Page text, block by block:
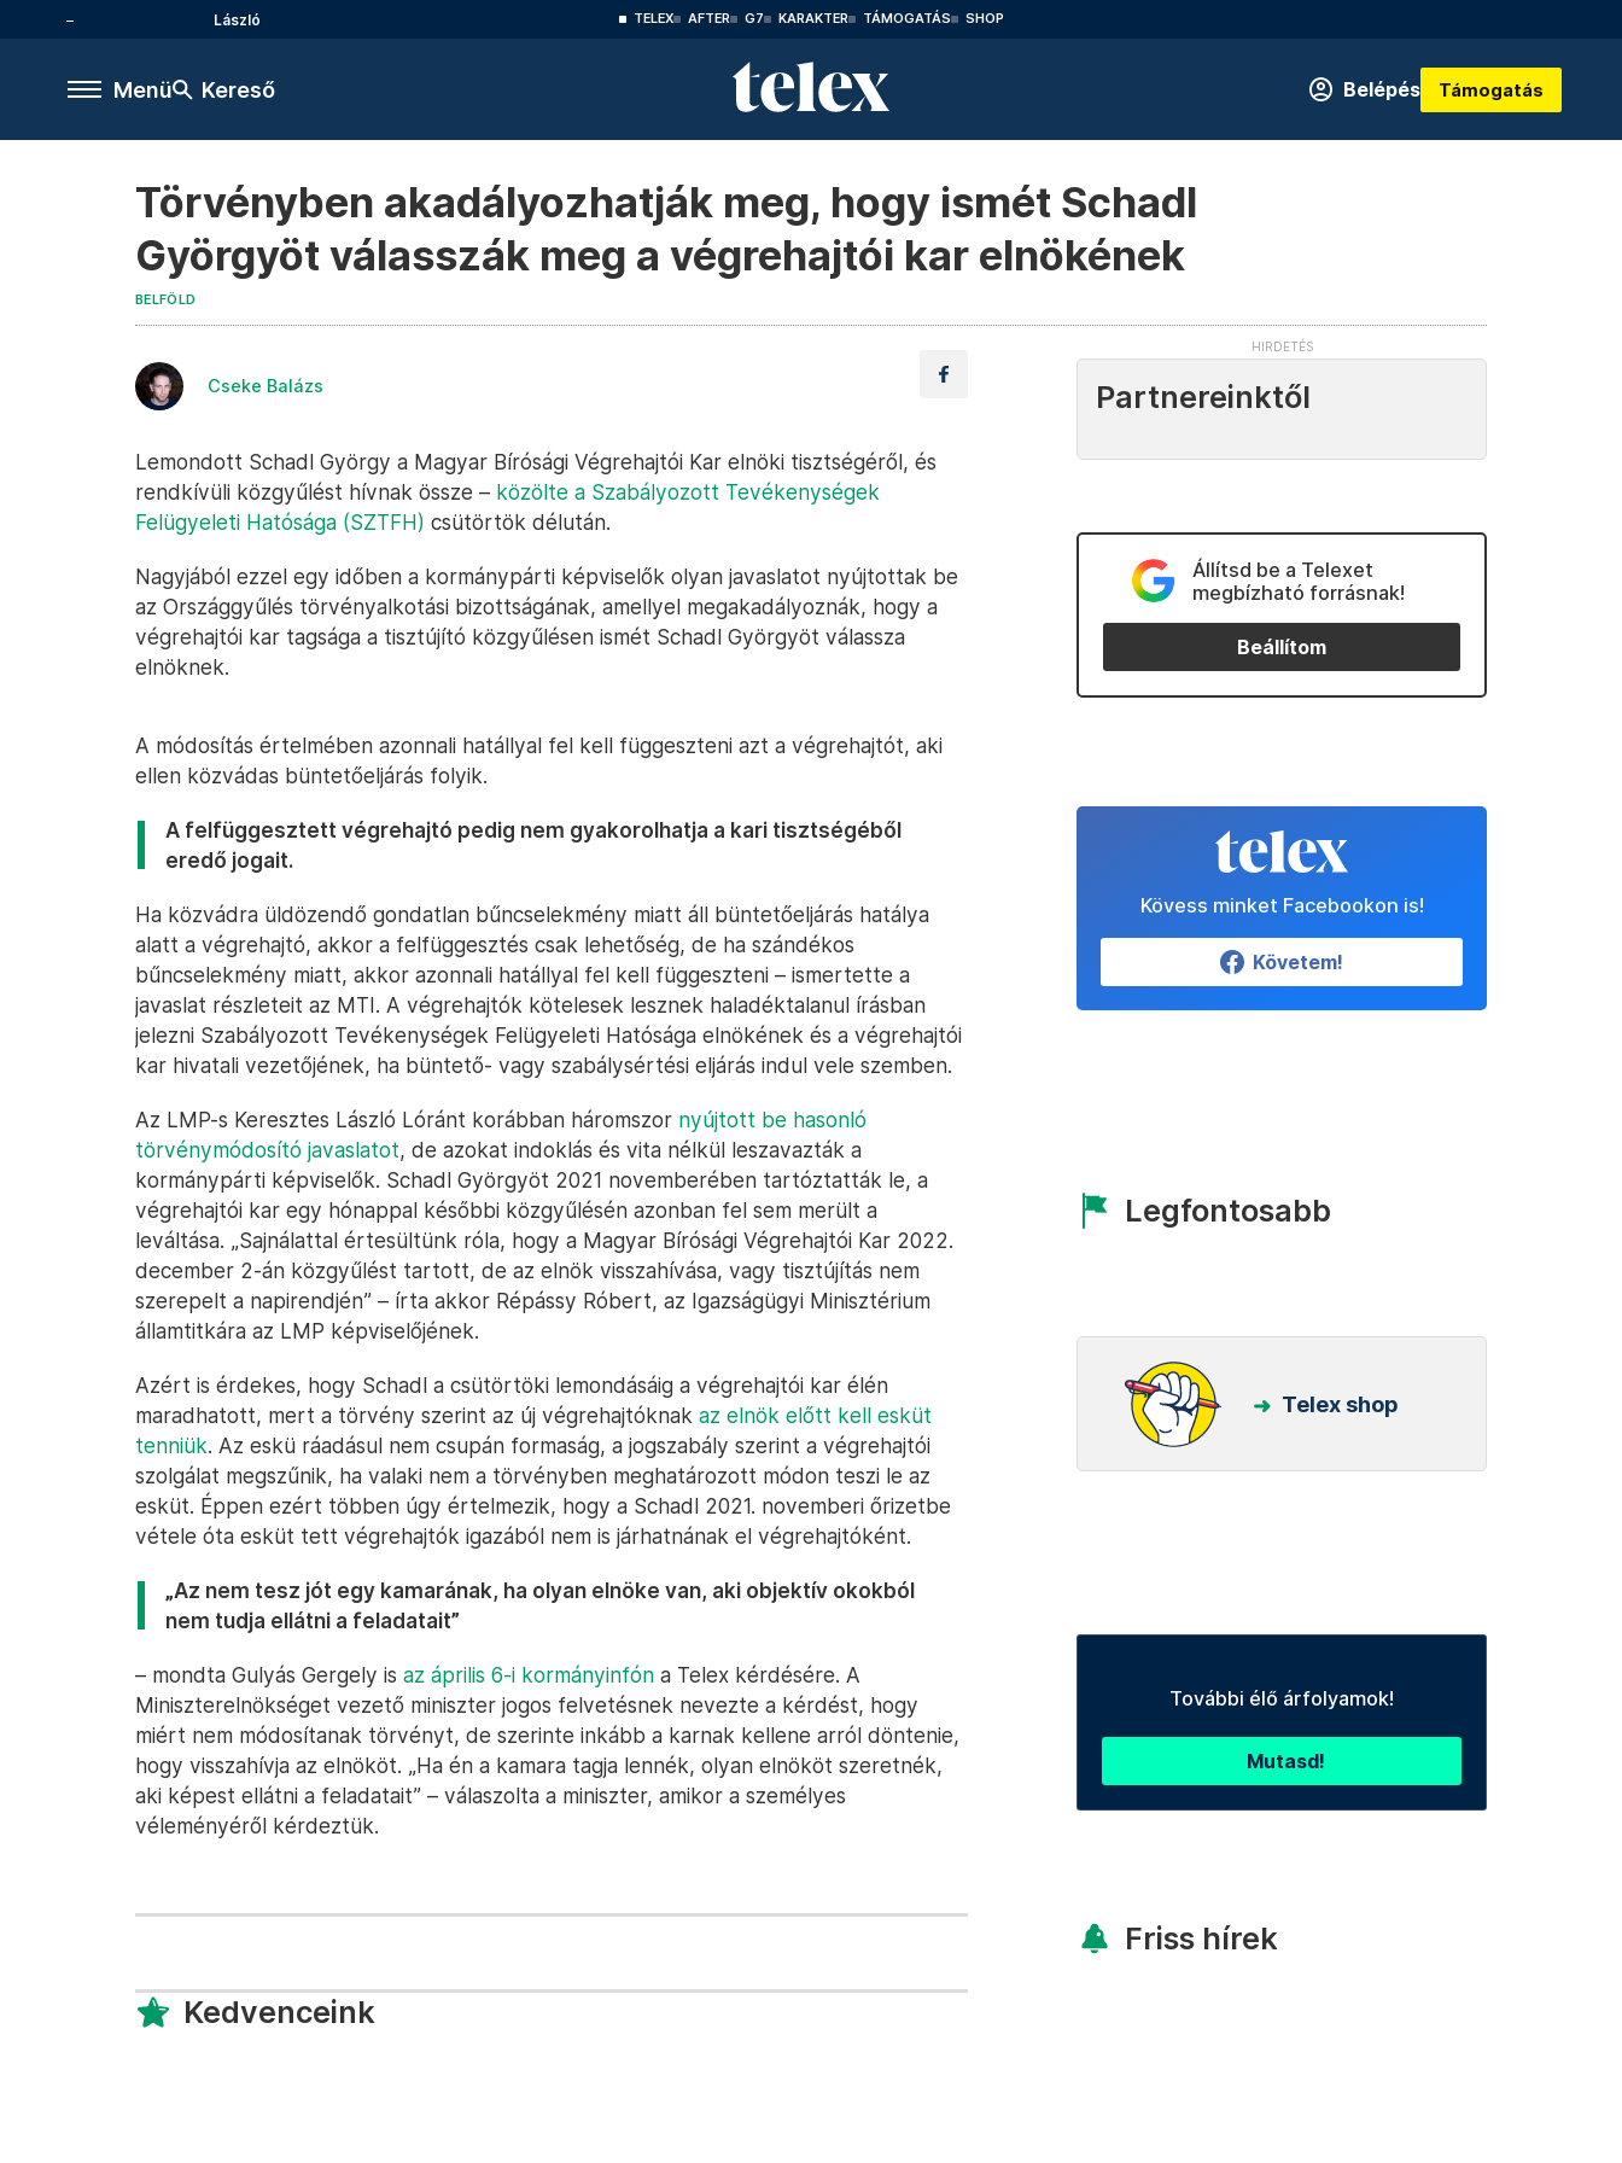
László TELEX AFTER G7 KARAKTER TÁMOGATÁS SHOP
Menü Kereső Belépés Támogatás
Törvényben akadályozhatják meg, hogy ismét Schadl
Györgyöt válasszák meg a végrehajtói kar elnökének
BELFÖLD
Cseke Balázs
Lemondott Schadl György a Magyar Bírósági Végrehajtói Kar elnöki tisztségéről, és
rendkívüli közgyűlést hívnak össze – közölte a Szabályozott Tevékenységek
Felügyeleti Hatósága (SZTFH) csütörtök délután.
Nagyjából ezzel egy időben a kormánypárti képviselők olyan javaslatot nyújtottak be
az Országgyűlés törvényalkotási bizottságának, amellyel megakadályoznák, hogy a
végrehajtói kar tagsága a tisztújító közgyűlésen ismét Schadl Györgyöt válassza
elnöknek.
A módosítás értelmében azonnali hatállyal fel kell függeszteni azt a végrehajtót, aki
ellen közvádas büntetőeljárás folyik.
A felfüggesztett végrehajtó pedig nem gyakorolhatja a kari tisztségéből
eredő jogait.
Ha közvádra üldözendő gondatlan bűncselekmény miatt áll büntetőeljárás hatálya
alatt a végrehajtó, akkor a felfüggesztés csak lehetőség, de ha szándékos
bűncselekmény miatt, akkor azonnali hatállyal fel kell függeszteni – ismertette a
javaslat részleteit az MTI. A végrehajtók kötelesek lesznek haladéktalanul írásban
jelezni Szabályozott Tevékenységek Felügyeleti Hatósága elnökének és a végrehajtói
kar hivatali vezetőjének, ha büntető- vagy szabálysértési eljárás indul vele szemben.
Az LMP-s Keresztes László Lóránt korábban háromszor nyújtott be hasonló
törvénymódosító javaslatot, de azokat indoklás és vita nélkül leszavazták a
kormánypárti képviselők. Schadl Györgyöt 2021 novemberében tartóztatták le, a
végrehajtói kar egy hónappal későbbi közgyűlésén azonban fel sem merült a
leváltása. „Sajnálattal értesültünk róla, hogy a Magyar Bírósági Végrehajtói Kar 2022.
december 2-án közgyűlést tartott, de az elnök visszahívása, vagy tisztújítás nem
szerepelt a napirendjén” – írta akkor Répássy Róbert, az Igazságügyi Minisztérium
államtitkára az LMP képviselőjének.
Azért is érdekes, hogy Schadl a csütörtöki lemondásáig a végrehajtói kar élén
maradhatott, mert a törvény szerint az új végrehajtóknak az elnök előtt kell esküt
tenniük. Az eskü ráadásul nem csupán formaság, a jogszabály szerint a végrehajtói
szolgálat megszűnik, ha valaki nem a törvényben meghatározott módon teszi le az
esküt. Éppen ezért többen úgy értelmezik, hogy a Schadl 2021. novemberi őrizetbe
vétele óta esküt tett végrehajtók igazából nem is járhatnának el végrehajtóként.
„Az nem tesz jót egy kamarának, ha olyan elnöke van, aki objektív okokból
nem tudja ellátni a feladatait”
– mondta Gulyás Gergely is az április 6-i kormányinfón a Telex kérdésére. A
Miniszterelnökséget vezető miniszter jogos felvetésnek nevezte a kérdést, hogy
miért nem módosítanak törvényt, de szerinte inkább a karnak kellene arról döntenie,
hogy visszahívja az elnököt. „Ha én a kamara tagja lennék, olyan elnököt szeretnék,
aki képest ellátni a feladatait” – válaszolta a miniszter, amikor a személyes
véleményéről kérdeztük.
Kedvenceink
Partnereinktől
Állítsd be a Telexet
megbízható forrásnak!
Beállítom
Kövess minket Facebookon is!
Követem!
Legfontosabb
Telex shop
További élő árfolyamok!
Mutasd!
Friss hírek